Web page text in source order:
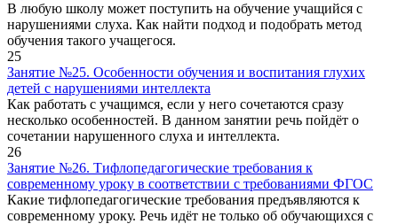
В любую школу может поступить на обучение учащийся с
нарушениями слуха. Как найти подход и подобрать метод
обучения такого учащегося.
25
Занятие №25. Особенности обучения и воспитания глухих
детей с нарушениями интеллекта
Как работать с учащимся, если у него сочетаются сразу
несколько особенностей. В данном занятии речь пойдёт о
сочетании нарушенного слуха и интеллекта.
26
Занятие №26. Тифлопедагогические требования к
современному уроку в соответствии с требованиями ФГОС
Какие тифлопедагогические требования предъявляются к
современному уроку. Речь идёт не только об обучающихся с